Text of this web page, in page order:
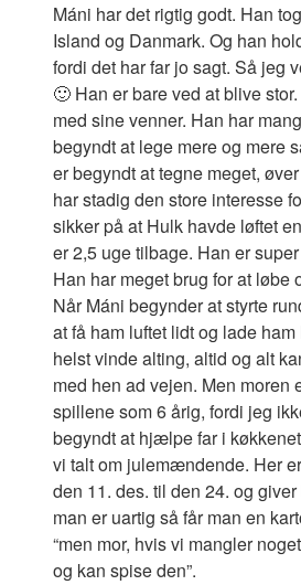
Máni har det rigtig godt. Han
Island og Danmark. Og han
fordi det har far jo sagt. Så jeg
🙂 Han er bare ved at blive
med sine venner. Han har
begyndt at lege mere og mere
er begyndt at tegne meget,
har stadig den store interesse
sikker på at Hulk havde løftet
er 2,5 uge tilbage. Han er
Han har meget brug for at løbe
Når Máni begynder at styrte
at få ham luftet lidt og lade
helst vinde alting, altid og alt
med hen ad vejen. Men
spillene som 6 årig, fordi jeg
begyndt at hjælpe far i
vi talt om julemændende. Her
den 11. des. til den 24. og
man er uartig så får man en
“men mor, hvis vi mangler
og kan spise den”.